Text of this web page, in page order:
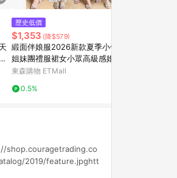
歷史低價
$1,353 (降$579)
緞面伴娘服2026新款夏季小個子
姐妹團禮服裙女小眾高級感婚禮
晨袍
東森購物 ETMall
0.5%
shop.couragetrading.co
2019/feature.jpghtt